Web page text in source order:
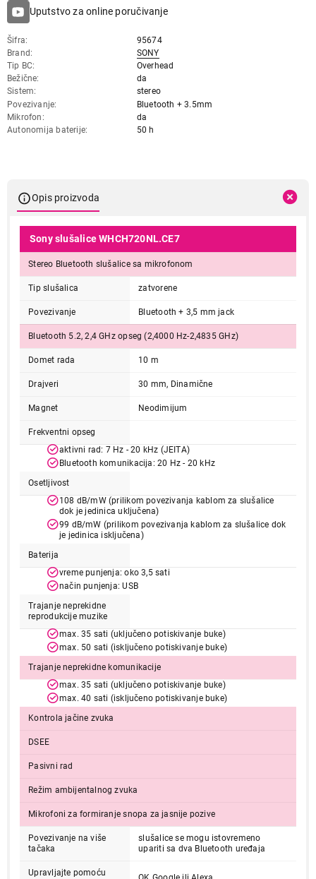
Uputstvo za online poručivanje
Šifra
95674
Brand
SONY
Tip BC
Overhead
Bežične
da
Sistem
stereo
Povezivanje
Bluetooth + 3.5mm
Mikrofon
da
Autonomija baterije
50 h
Opis proizvoda
Sony slušalice WHCH720NL.CE7
Stereo Bluetooth slušalice sa mikrofonom
Tip slušalica zatvorene
Povezivanje Bluetooth + 3,5 mm jack
Bluetooth 5.2, 2,4 GHz opseg (2,4000 Hz-2,4835 GHz)
Domet rada 10 m
Drajveri 30 mm, Dinamične
Magnet Neodimijum
Frekventni opseg
aktivni rad: 7 Hz - 20 kHz (JEITA)
Bluetooth komunikacija: 20 Hz - 20 kHz
Osetljivost
108 dB/mW (prilikom povezivanja kablom za slušalice
dok je jedinica uključena)
99 dB/mW (prilikom povezivanja kablom za slušalice dok
je jedinica isključena)
Baterija
vreme punjenja: oko 3,5 sati
način punjenja: USB
Trajanje neprekidne
reprodukcije muzike
max. 35 sati (uključeno potiskivanje buke)
max. 50 sati (isključeno potiskivanje buke)
Trajanje neprekidne komunikacije
max. 35 sati (uključeno potiskivanje buke)
max. 40 sati (isključeno potiskivanje buke)
Kontrola jačine zvuka
DSEE
Pasivni rad
Režim ambijentalnog zvuka
Mikrofoni za formiranje snopa za jasnije pozive
Povezivanje na više
tačaka
slušalice se mogu istovremeno
upariti sa dva Bluetooth uređaja
Upravljajte pomoću
15.999,00
SLUŠALICE
SONY WHCH720NL.CE7
Proizvod je dodat u korpu.
Ukupno u korpi:
Nastavi kupovinu
Završi kupovinu